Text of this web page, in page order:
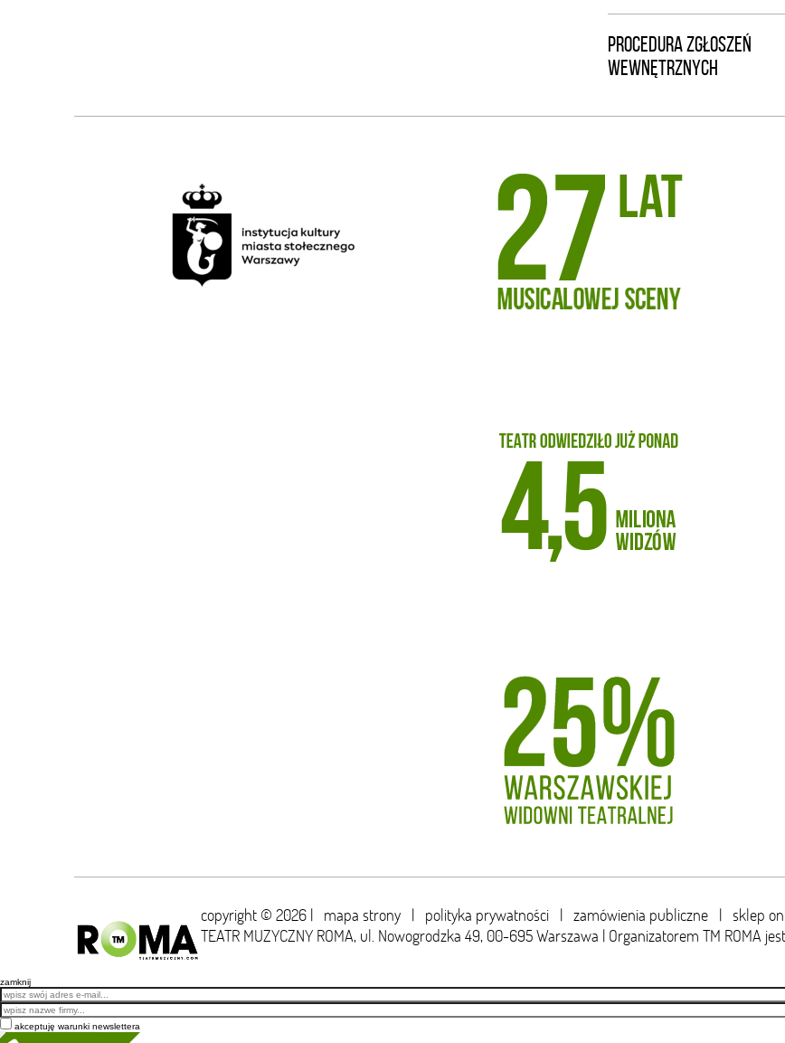
PROCEDURA ZGŁOSZEŃ
WEWNĘTRZNYCH
copyright © 2026 | mapa strony | polityka prywatności | zamówienia publiczne | sklep
TEATR MUZYCZNY ROMA, ul. Nowogrodzka 49, 00-695 Warszawa | Organizatorem TM ROMA
zamknij
Email
akceptuję warunki newslettera